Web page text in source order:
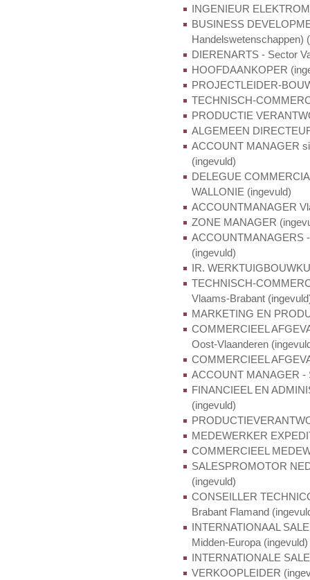
INGENIEUR
BUSINESS
Handelswetenschappen)
DIERENARTS - Sector
HOOFDAANKOPER
PROJECTLEIDER-
TECHNISCH-
PRODUCTIE
ALGEMEEN
ACCOUNT MANAGER
(ingevuld)
DELEGUE
WALLONIE (ingevuld)
ACCOUNTMANAGER
ZONE MANAGER
ACCOUNTMANAGERS
(ingevuld)
IR.
TECHNISCH-
Vlaams-Brabant
MARKETING EN
COMMERCIEEL
Oost-Vlaanderen
COMMERCIEEL
ACCOUNT MANAGER -
FINANCIEEL EN
(ingevuld)
MEDEWERKER
COMMERCIEEL
SALESPROMOTOR
(ingevuld)
CONSEILLER
Brabant Flamand
INTERNATIONAAL
Midden-Europa (ingevuld)
INTERNATIONALE
VERKOOPLEIDER